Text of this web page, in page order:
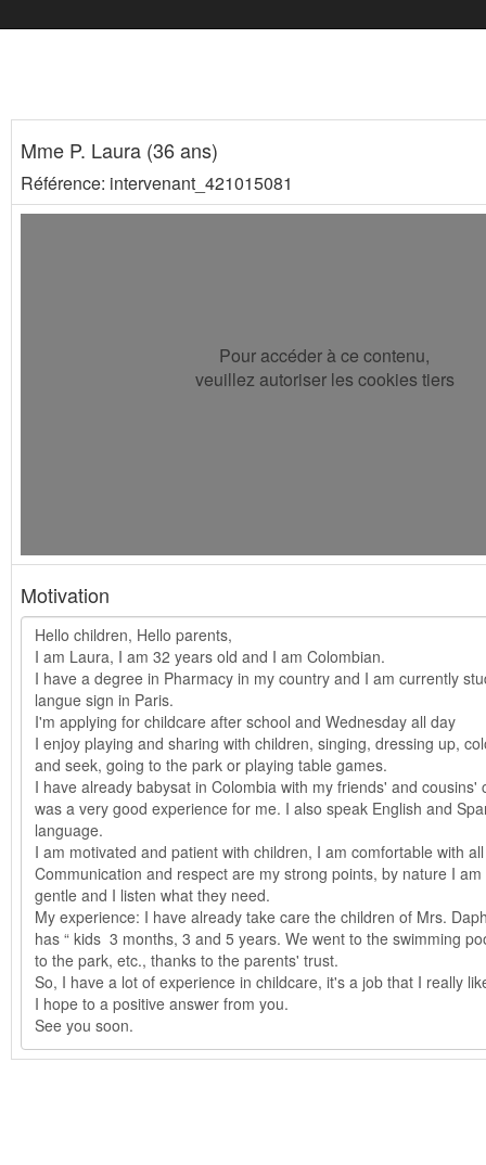
Mme P. Laura (36 ans)
Référence: intervenant_421015081
Pour accéder à ce contenu,
veuillez autoriser les cookies tiers
Motivation